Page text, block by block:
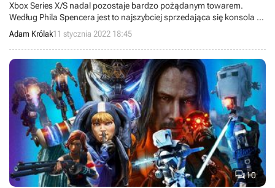
Xbox Series X/S nadal pozostaje bardzo pożądanym towarem.
Według Phila Spencera jest to najszybciej sprzedająca się konsola w
historii Microsoftu.
Adam Królak11 stycznia 2022 18:45
10